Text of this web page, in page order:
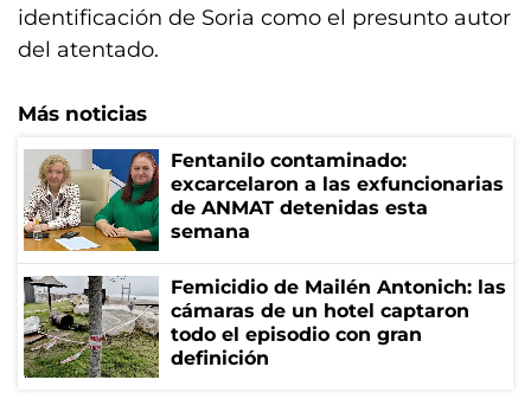
identificación de Soria como el presunto autor
del atentado.
Más noticias
Fentanilo contaminado:
excarcelaron a las exfuncionarias
de ANMAT detenidas esta
semana
Femicidio de Mailén Antonich: las
cámaras de un hotel captaron
todo el episodio con gran
definición